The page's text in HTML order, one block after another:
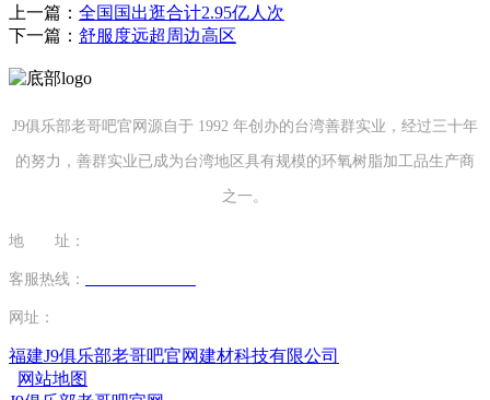
上一篇： 全国国出逛合计2.95亿人次
下一篇： 舒服度远超周边高区
J9俱乐部老哥吧官网源自于 1992 年创办的台湾善群实业，经过三十年
的努力，善群实业已成为台湾地区具有规模的环氧树脂加工品生产商
之一。
地 址：
客服热线：
网址：
福建J9俱乐部老哥吧官网建材科技有限公司
网站地图